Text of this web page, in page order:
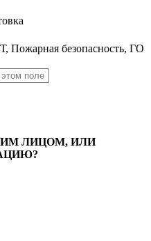
Пожарная безопасность, ГО
ЛИЦОМ, ИЛИ